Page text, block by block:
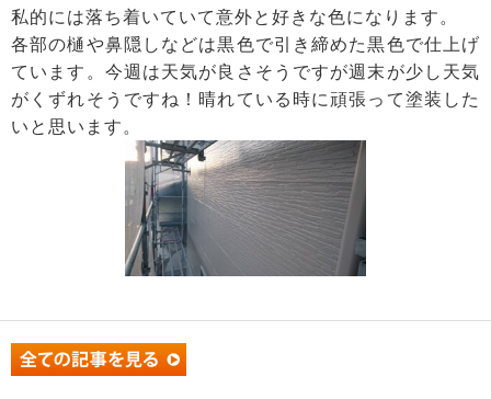
私的には落ち着いていて意外と好きな色になります。
各部の樋や鼻隠しなどは黒色で引き締めた黒色で仕上げ
ています。今週は天気が良さそうですが週末が少し天気
がくずれそうですね！晴れている時に頑張って塗装した
いと思います。